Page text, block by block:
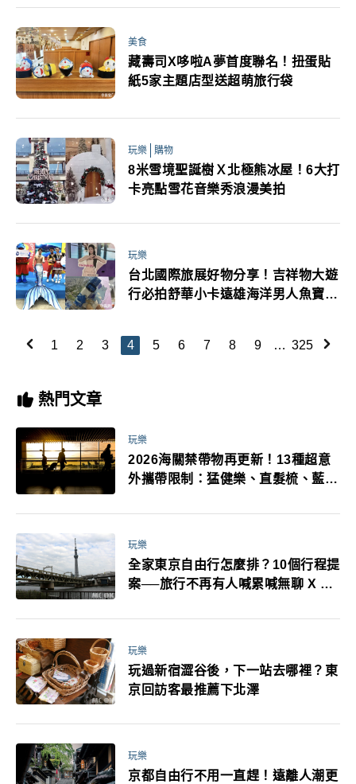
美食
藏壽司X哆啦A夢首度聯名！扭蛋貼
紙5家主題店型送超萌旅行袋
玩樂 購物
8米雪境聖誕樹Ｘ北極熊冰屋！6大打
卡亮點雪花音樂秀浪漫美拍
玩樂
台北國際旅展好物分享！吉祥物大遊
行必拍舒華小卡遠雄海洋男人魚寶劍
1 2 3 4 5 6 7 8 9 … 325
熱門文章
玩樂
2026海關禁帶物再更新！13種超意
外攜帶限制：猛健樂、直髮梳、藍牙
萬！注意事項一次看！
玩樂
全家東京自由行怎麼排？10個行程提
案──旅行不再有人喊累喊無聊 X 爸
玩樂
玩過新宿澀谷後，下一站去哪裡？東
京回訪客最推薦下北澤
玩樂
京都自由行不用一直趕！遠離人潮更